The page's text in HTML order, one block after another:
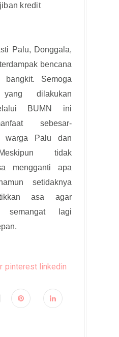
kredit
Palu, Donggala,
bencana
bangkit. Semoga
dilakukan
BUMN ini
sebesar-
warga Palu dan
tidak
mengganti apa
setidaknya
asa agar
semangat lagi
pinterest linkedin